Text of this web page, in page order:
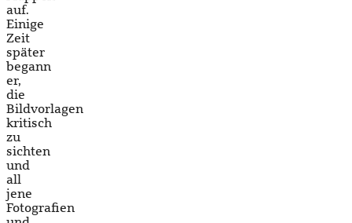
auf.
Einige
Zeit
später
begann
er,
die
Bildvorlagen
kritisch
zu
sichten
und
all
jene
Fotografien